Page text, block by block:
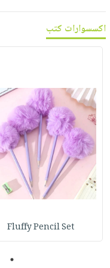
مناسباتيتكرر
طرحها
خدمات
انشر
كتابك
تواصل
معنا
نشرة
الإصدارات
اكسسوارات كتب
Fluffy Pencil Set
1